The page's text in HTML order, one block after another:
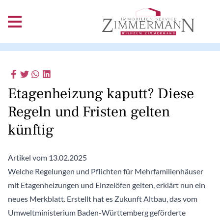
Etagenheizung kaputt? Diese
Regeln und Fristen gelten
künftig
Artikel vom 13.02.2025
Welche Regelungen und Pflichten für Mehrfamilienhäuser
mit Etagenheizungen und Einzelöfen gelten, erklärt nun ein
neues Merkblatt. Erstellt hat es Zukunft Altbau, das vom
Umweltministerium Baden-Württemberg geförderte